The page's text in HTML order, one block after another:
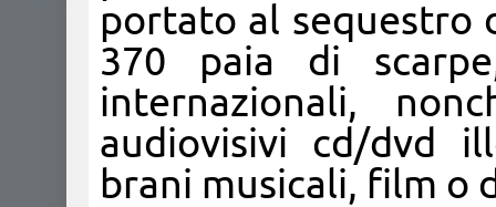
portato al sequestro
370 paia di
internazionali,
audiovisivi cd/dvd
brani musicali, film o